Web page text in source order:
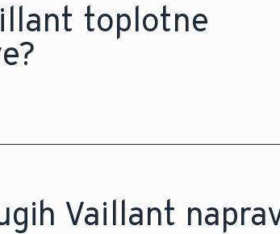
toplotne
Vaillant